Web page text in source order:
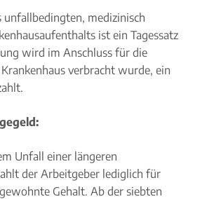
unfallbedingten, medizinisch
ist ein Tagessatz
wird im Anschluss für die
verbracht wurde, ein
Unfall einer längeren
der Arbeitgeber lediglich für
Gehalt. Ab der siebten